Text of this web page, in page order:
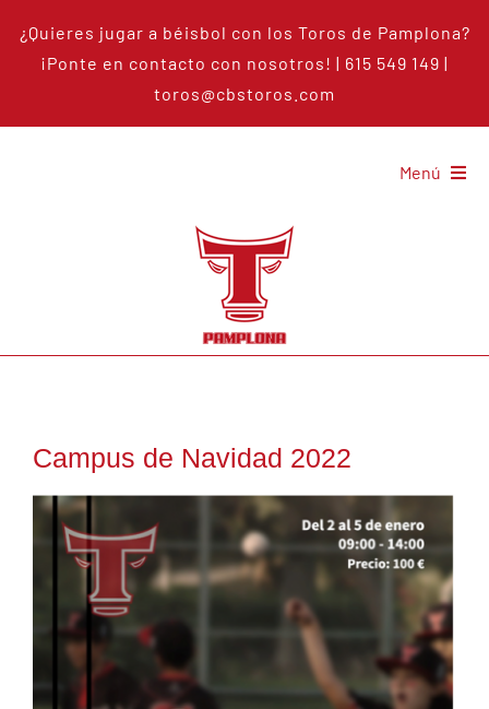
contenido
¿Quieres jugar a béisbol con los Toros de Pamplona?
¡Ponte en contacto con nosotros! | 615 549 149 |
toros@cbstoros.com
Menú
Noticias
Mecenazgo deportivo
Galerías
Campus de Navidad 2022